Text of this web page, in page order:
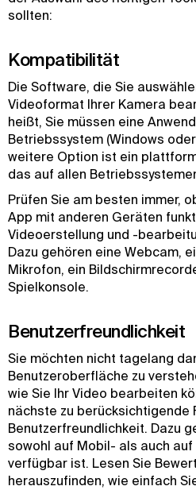
sollten:
Kompatibilität
Die Software, die Sie
Videoformat Ihrer Kamera
heißt, Sie müssen eine
Betriebssystem (Windows
weitere Option ist ein
das auf allen
Prüfen Sie am besten immer,
App mit anderen Geräten
Videoerstellung und -
Dazu gehören eine Webcam,
Mikrofon, ein
Spielkonsole.
Benutzerfreundlichkeit
Sie möchten nicht tagelang
Benutzeroberfläche zu
wie Sie Ihr Video bearbeiten
nächste zu berücksichtigende
Benutzerfreundlichkeit. Dazu
sowohl auf Mobil- als auch
verfügbar ist. Lesen Sie
herauszufinden, wie einfach